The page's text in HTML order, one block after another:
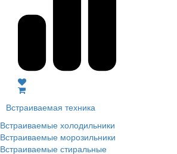
Встраиваемая техника
Встраиваемые холодильники
Встраиваемые морозильники
Встраиваемые стиральные